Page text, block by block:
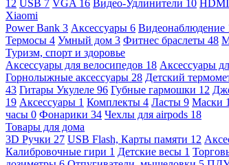
12 USB 7 VGA 16 Видео-Удлинители 10
Xiaomi
Power Bank 3 Аксессуары 6 Видеонаблюдение
Термосы 4 Умный дом 3 Фитнес браслеты 48
Туризм, спорт и здоровье
Аксессуары для велосипедов 18 Аксессуары
Горнолыжные аксессуары 28 Детский
43 Гитары Укулеле 96 Губные гармошки 12
19 Аксессуары 1 Комплекты 4 Ласты 9 Маски
часы 0 Фонарики 34 Чехлы для airpods 18
Товары для дома
3D Ручки 27 USB Flash, Карты памяти 12
Калибровочные гири 1 Детские весы 1